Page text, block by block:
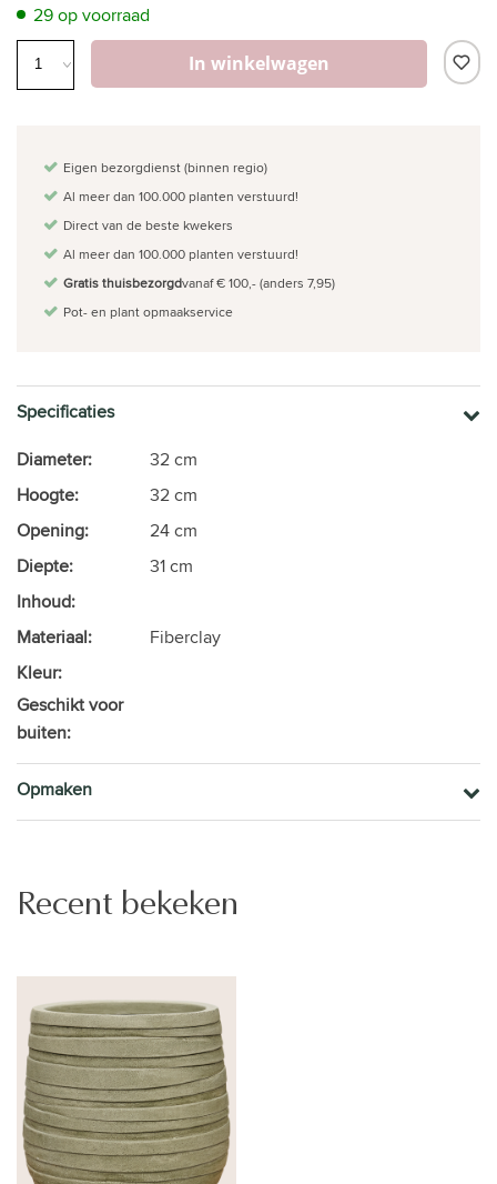
29 op voorraad
In winkelwagen
Eigen bezorgdienst (binnen regio)
Al meer dan 100.000 planten verstuurd!
Direct van de beste kwekers
Al meer dan 100.000 planten verstuurd!
Gratis thuisbezorgdvanaf € 100,- (anders 7,95)
Pot- en plant opmaakservice
Specificaties
Diameter:
32 cm
Hoogte:
32 cm
Opening:
24 cm
Diepte:
31 cm
Inhoud:
Materiaal:
Fiberclay
Kleur:
Geschikt voor
buiten:
Opmaken
Recent bekeken